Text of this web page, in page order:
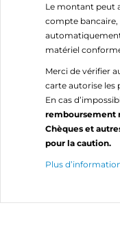
Le montant peut
compte bancaire,
matériel
Merci de vérifier
carte autorise les
En cas
remboursement
Chèques et
pour la caution.
Plus